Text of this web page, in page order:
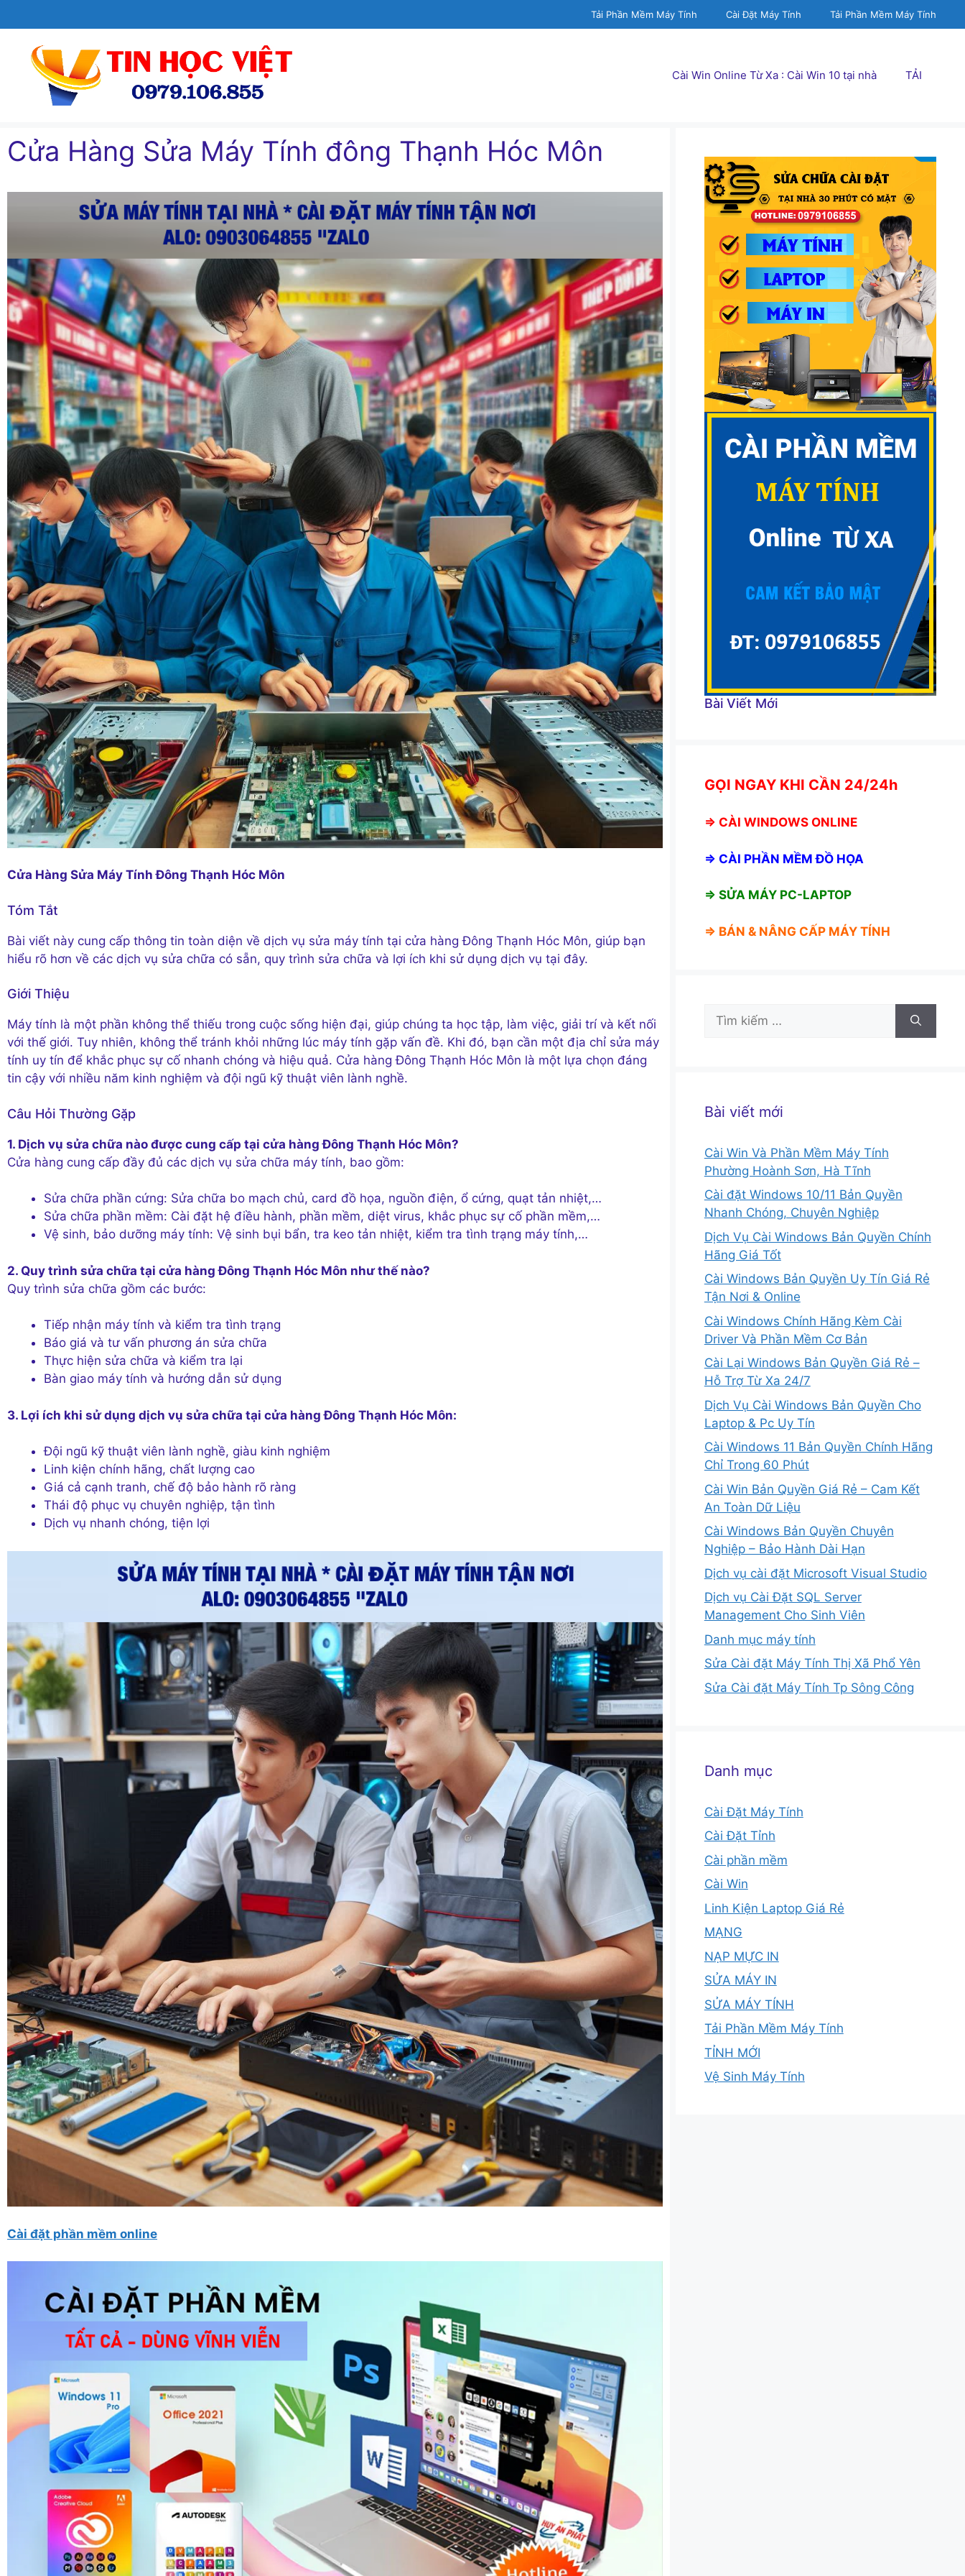
đến
Tải Phần Mềm Máy Tính Cài Đặt Máy Tính Tải Phần Mềm Máy Tính
Cài Win Online Từ Xa : Cài Win 10 tại nhà TẢI
Cửa Hàng Sửa Máy Tính đông Thạnh Hóc Môn
Cửa Hàng Sửa Máy Tính Đông Thạnh Hóc Môn
Tóm Tắt
Bài viết này cung cấp thông tin toàn diện về dịch vụ sửa máy tính tại cửa hàng Đông Thạnh Hóc Môn, giúp bạn
hiểu rõ hơn về các dịch vụ sửa chữa có sẵn, quy trình sửa chữa và lợi ích khi sử dụng dịch vụ tại đây.
Giới Thiệu
Máy tính là một phần không thể thiếu trong cuộc sống hiện đại, giúp chúng ta học tập, làm việc, giải trí và kết nối
với thế giới. Tuy nhiên, không thể tránh khỏi những lúc máy tính gặp vấn đề. Khi đó, bạn cần một địa chỉ sửa máy
tính uy tín để khắc phục sự cố nhanh chóng và hiệu quả. Cửa hàng Đông Thạnh Hóc Môn là một lựa chọn đáng
tin cậy với nhiều năm kinh nghiệm và đội ngũ kỹ thuật viên lành nghề.
Câu Hỏi Thường Gặp
1. Dịch vụ sửa chữa nào được cung cấp tại cửa hàng Đông Thạnh Hóc Môn?
Cửa hàng cung cấp đầy đủ các dịch vụ sửa chữa máy tính, bao gồm:
Sửa chữa phần cứng: Sửa chữa bo mạch chủ, card đồ họa, nguồn điện, ổ cứng, quạt tản nhiệt,…
Sửa chữa phần mềm: Cài đặt hệ điều hành, phần mềm, diệt virus, khắc phục sự cố phần mềm,…
Vệ sinh, bảo dưỡng máy tính: Vệ sinh bụi bẩn, tra keo tản nhiệt, kiểm tra tình trạng máy tính,…
2. Quy trình sửa chữa tại cửa hàng Đông Thạnh Hóc Môn như thế nào?
Quy trình sửa chữa gồm các bước:
Tiếp nhận máy tính và kiểm tra tình trạng
Báo giá và tư vấn phương án sửa chữa
Thực hiện sửa chữa và kiểm tra lại
Bàn giao máy tính và hướng dẫn sử dụng
3. Lợi ích khi sử dụng dịch vụ sửa chữa tại cửa hàng Đông Thạnh Hóc Môn:
Đội ngũ kỹ thuật viên lành nghề, giàu kinh nghiệm
Linh kiện chính hãng, chất lượng cao
Giá cả cạnh tranh, chế độ bảo hành rõ ràng
Thái độ phục vụ chuyên nghiệp, tận tình
Dịch vụ nhanh chóng, tiện lợi
Cài đặt phần mềm online
Bài Viết Mới
GỌI NGAY KHI CẦN 24/24h
⇒ CÀI WINDOWS ONLINE
⇒ CÀI PHẦN MỀM ĐỒ HỌA
⇒ SỬA MÁY PC-LAPTOP
⇒ BÁN & NÂNG CẤP MÁY TÍNH
Tìm
kiếm
Bài viết mới
Cài Win Và Phần Mềm Máy Tính
Phường Hoành Sơn, Hà Tĩnh
Cài đặt Windows 10/11 Bản Quyền
Nhanh Chóng, Chuyên Nghiệp
Dịch Vụ Cài Windows Bản Quyền Chính
Hãng Giá Tốt
Cài Windows Bản Quyền Uy Tín Giá Rẻ
Tận Nơi & Online
Cài Windows Chính Hãng Kèm Cài
Driver Và Phần Mềm Cơ Bản
Cài Lại Windows Bản Quyền Giá Rẻ –
Hỗ Trợ Từ Xa 24/7
Dịch Vụ Cài Windows Bản Quyền Cho
Laptop & Pc Uy Tín
Cài Windows 11 Bản Quyền Chính Hãng
Chỉ Trong 60 Phút
Cài Win Bản Quyền Giá Rẻ – Cam Kết
An Toàn Dữ Liệu
Cài Windows Bản Quyền Chuyên
Nghiệp – Bảo Hành Dài Hạn
Dịch vụ cài đặt Microsoft Visual Studio
Dịch vụ Cài Đặt SQL Server
Management Cho Sinh Viên
Danh mục máy tính
Sửa Cài đặt Máy Tính Thị Xã Phổ Yên
Sửa Cài đặt Máy Tính Tp Sông Công
Danh mục
Cài Đặt Máy Tính
Cài Đặt Tỉnh
Cài phần mềm
Cài Win
Linh Kiện Laptop Giá Rẻ
MẠNG
NẠP MỰC IN
SỬA MÁY IN
SỬA MÁY TÍNH
Tải Phần Mềm Máy Tính
TỈNH MỚI
Vệ Sinh Máy Tính